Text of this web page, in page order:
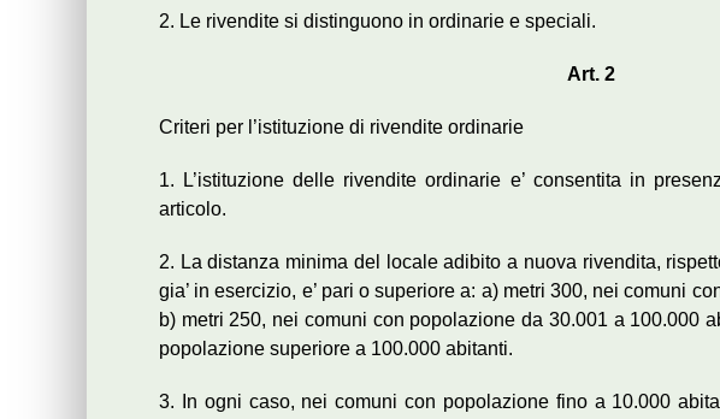
2. Le rivendite si distinguono in ordinarie e speciali.
Art. 2
Criteri per l’istituzione di rivendite ordinarie
1. L’istituzione delle rivendite ordinarie e’ consentita in
articolo.
2. La distanza minima del locale adibito a nuova rivendita,
gia’ in esercizio, e’ pari o superiore a: a) metri 300, nei comuni
b) metri 250, nei comuni con popolazione da 30.001 a 100.000
popolazione superiore a 100.000 abitanti.
3. In ogni caso, nei comuni con popolazione fino a 10.000